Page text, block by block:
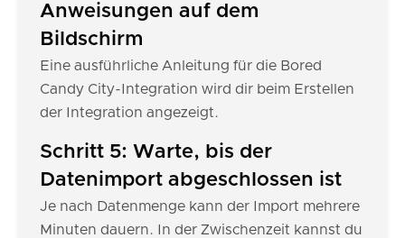
Anweisungen auf dem
Bildschirm
Eine ausführliche Anleitung für die Bored
Candy City-Integration wird dir beim Erstellen
der Integration angezeigt.
Schritt 5: Warte, bis der
Datenimport abgeschlossen ist
Je nach Datenmenge kann der Import mehrere
Minuten dauern. In der Zwischenzeit kannst du